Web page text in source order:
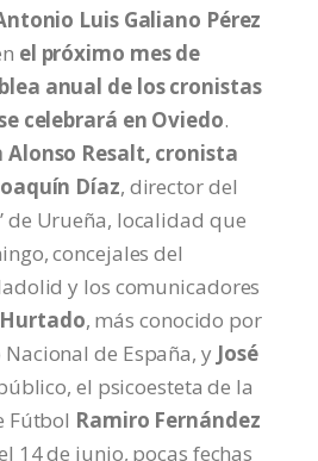
Luis Galiano Pérez
el próximo mes de
anual de los cronistas
celebrará en Oviedo.
Alonso Resalt, cronista
Díaz, director del
de Urueña, localidad que
concejales del
y los comunicadores
, más conocido por
de España, y José
el psicoesteta de la
Fútbol Ramiro Fernández
14 de junio, pocas fechas